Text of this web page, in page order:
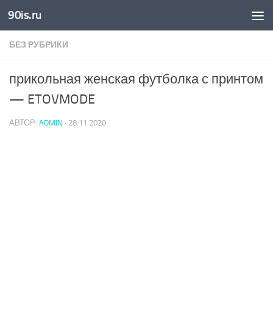
Skip to content
90is.ru
БЕЗ РУБРИКИ
прикольная женская футболка с принтом
— ETOVMODE
АВТОР: ADMIN · 28.11.2020